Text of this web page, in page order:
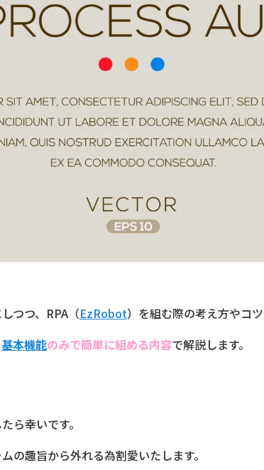
つつ、RPA（EzRobot）を組む際の考え方やコ
基本機能のみで簡単に組める内容で解説します。
ら幸いです。
の趣旨から外れる為割愛いたします。